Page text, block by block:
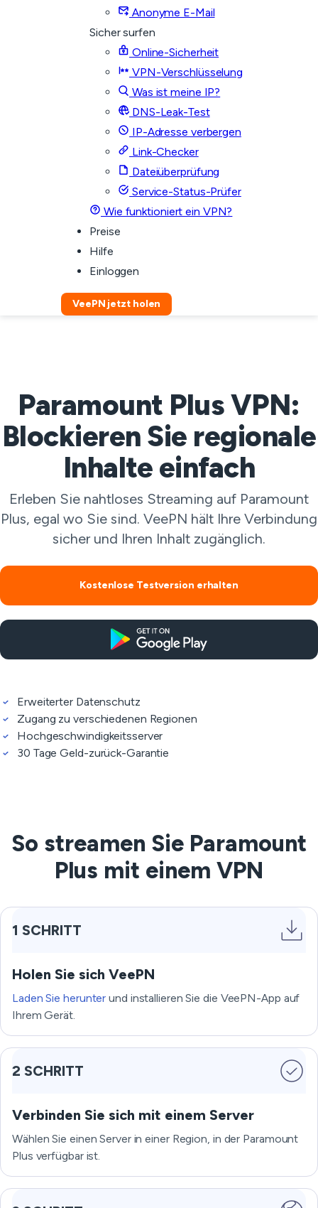
Anonyme E-Mail
Sicher surfen
Online-Sicherheit
VPN-Verschlüsselung
Was ist meine IP?
DNS-Leak-Test
IP-Adresse verbergen
Link-Checker
Dateiüberprüfung
Service-Status-Prüfer
Wie funktioniert ein VPN?
Preise
Hilfe
Einloggen
VeePN jetzt holen
Paramount Plus VPN:
Blockieren Sie regionale
Inhalte einfach
Erleben Sie nahtloses Streaming auf Paramount
Plus, egal wo Sie sind. VeePN hält Ihre Verbindung
sicher und Ihren Inhalt zugänglich.
Kostenlose Testversion erhalten
Erweiterter Datenschutz
Zugang zu verschiedenen Regionen
Hochgeschwindigkeitsserver
30 Tage Geld-zurück-Garantie
So streamen Sie Paramount
Plus mit einem VPN
1 SCHRITT
Holen Sie sich VeePN
Laden Sie herunter und installieren Sie die VeePN-App auf
Ihrem Gerät.
2 SCHRITT
Verbinden Sie sich mit einem Server
Wählen Sie einen Server in einer Region, in der Paramount
Plus verfügbar ist.